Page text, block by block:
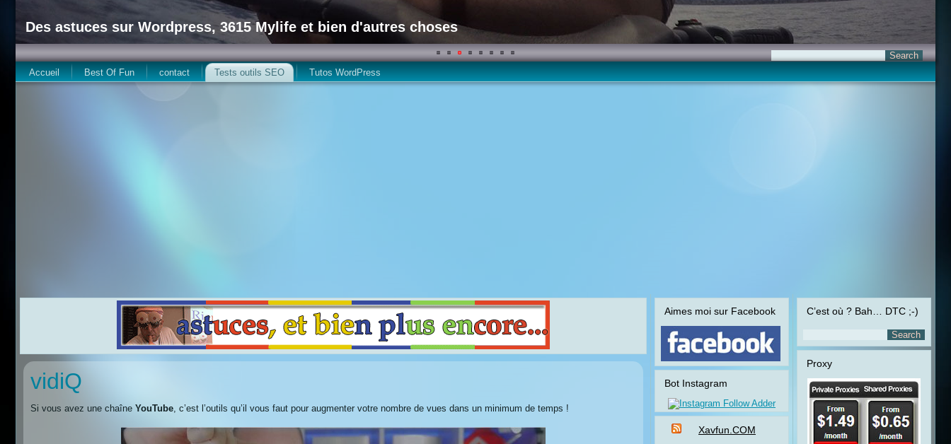
Des astuces sur Wordpress, 3615 Mylife et bien d'autres choses
Accueil Best Of Fun contact Tests outils SEO Tutos WordPress
vidiQ
Si vous avez une chaîne YouTube, c’est l’outils qu’il vous faut pour augmenter votre nombre de vues dans un minimum de temps !
Aimes moi sur Facebook
Bot Instagram
Xavfun.COM
C’est où ? Bah… DTC ;-)
Proxy